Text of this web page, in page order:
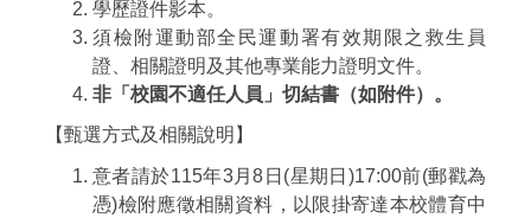
學歷證件影本。
須檢附運動部全民運動署有效期限之救生員
證、相關證明及其他專業能力證明文件。
非「校園不適任人員」切結書（如附件）。
【甄選方式及相關說明】
意者請於115年3月8日(星期日)17:00前(郵戳為
憑)檢附應徵相關資料，以限掛寄達本校體育中